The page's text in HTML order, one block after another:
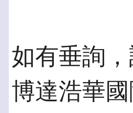
如有垂詢
博達浩華